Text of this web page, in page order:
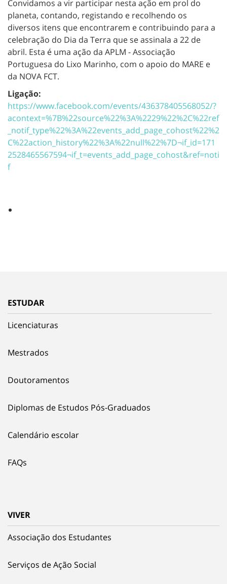
Convidamos a vir participar nesta ação em prol do
planeta, contando, registando e recolhendo os
diversos itens que encontrarem e contribuindo para a
celebração do Dia da Terra que se assinala a 22 de
abril. Esta é uma ação da APLM - Associação
Portuguesa do Lixo Marinho, com o apoio do MARE e
da NOVA FCT.
Ligação:
https://www.facebook.com/events/436378405568052/?
acontext=%7B%22source%22%3A%2229%22%2C%22ref
_notif_type%22%3A%22events_add_page_cohost%22%2
C%22action_history%22%3A%22null%22%7D¬if_id=171
2528465567594¬if_t=events_add_page_cohost&ref=noti
f
ESTUDAR
Licenciaturas
Mestrados
Doutoramentos
Diplomas de Estudos Pós-Graduados
Calendário escolar
FAQs
VIVER
Associação dos Estudantes
Serviços de Ação Social